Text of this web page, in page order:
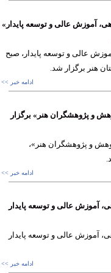
عالی و توسعه‌ پایدار»
عالی و توسعه پایدار، صبح
ادامه خبر >>
هنر» برگزار
پژوهشگران هنر»،
ادامه خبر >>
عالی و توسعه‌ پایدار
آموزش عالی و توسعه‌ پایدار
ادامه خبر >>